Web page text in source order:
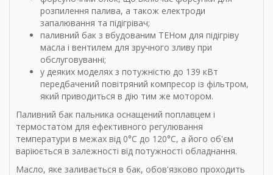
розпилення палива, а також електроди
запалювання та підігрівач;
паливний бак з вбудованим ТЕНом для підігріву
масла і вентилем для зручного зливу при
обслуговуванні;
у деяких моделях з потужністю до 139 кВт
передбачений повітряний компресор із фільтром,
який приводиться в дію тим же мотором.
Паливний бак пальника оснащений поплавцем і
термостатом для ефективного регулювання
температури в межах від 0°C до 120°C, а його об'єм
варіюється в залежності від потужності обладнання.
Масло, яке заливається в бак, обов'язково проходить